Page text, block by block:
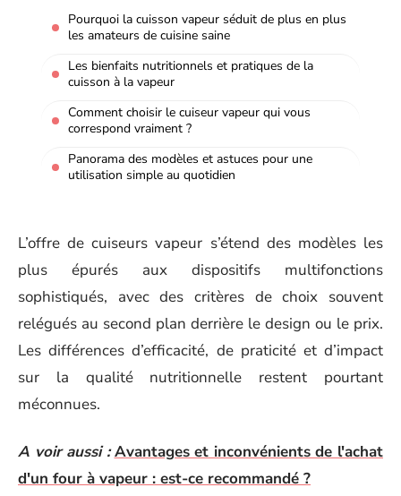
Pourquoi la cuisson vapeur séduit de plus en plus
les amateurs de cuisine saine
Les bienfaits nutritionnels et pratiques de la
cuisson à la vapeur
Comment choisir le cuiseur vapeur qui vous
correspond vraiment ?
Panorama des modèles et astuces pour une
utilisation simple au quotidien
L’offre de cuiseurs vapeur s’étend des modèles les
plus épurés aux dispositifs multifonctions
sophistiqués, avec des critères de choix souvent
relégués au second plan derrière le design ou le prix.
Les différences d’efficacité, de praticité et d’impact
sur la qualité nutritionnelle restent pourtant
méconnues.
A voir aussi : Avantages et inconvénients de l'achat
d'un four à vapeur : est-ce recommandé ?